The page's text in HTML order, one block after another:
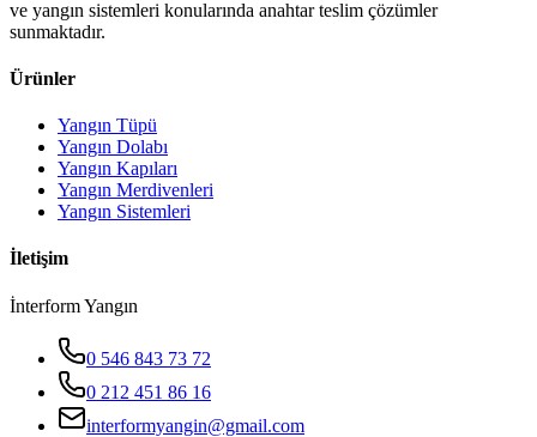
ve yangın sistemleri konularında anahtar teslim çözümler
sunmaktadır.
Ürünler
Yangın Tüpü
Yangın Dolabı
Yangın Kapıları
Yangın Merdivenleri
Yangın Sistemleri
İletişim
İnterform Yangın
0 546 843 73 72
0 212 451 86 16
interformyangin@gmail.com